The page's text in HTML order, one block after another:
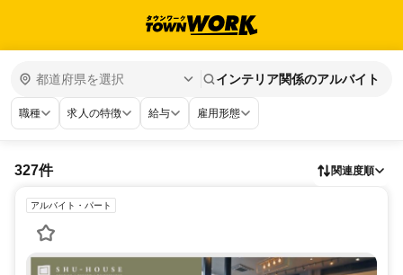
インテリア関係のアルバイト
職種 求人の特徴 給与 雇用形態
327件 関連度順
アルバイト・パート